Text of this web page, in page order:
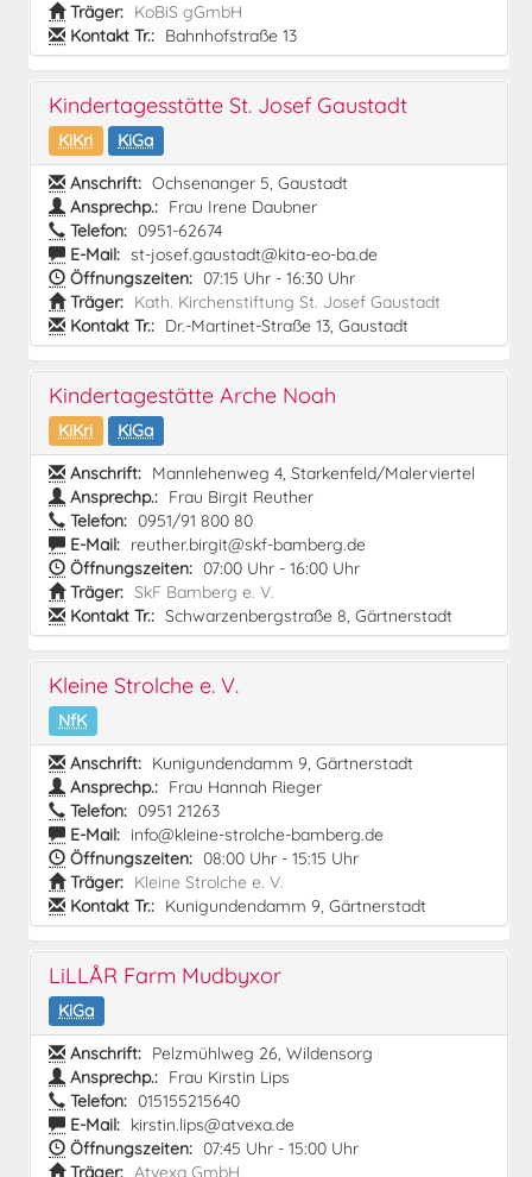
Träger: KoBiS gGmbH
Kontakt Tr.: Bahnhofstraße 13
Kindertagesstätte St. Josef Gaustadt
KiKri
KiGa
Anschrift: Ochsenanger 5, Gaustadt
Ansprechp.: Frau Irene Daubner
Telefon: 0951-62674
E-Mail: st-josef.gaustadt@kita-eo-ba.de
Öffnungszeiten: 07:15 Uhr - 16:30 Uhr
Träger: Kath. Kirchenstiftung St. Josef Gaustadt
Kontakt Tr.: Dr.-Martinet-Straße 13, Gaustadt
Kindertagestätte Arche Noah
KiKri
KiGa
Anschrift: Mannlehenweg 4, Starkenfeld/Malerviertel
Ansprechp.: Frau Birgit Reuther
Telefon: 0951/91 800 80
E-Mail: reuther.birgit@skf-bamberg.de
Öffnungszeiten: 07:00 Uhr - 16:00 Uhr
Träger: SkF Bamberg e. V.
Kontakt Tr.: Schwarzenbergstraße 8, Gärtnerstadt
Kleine Strolche e. V.
NfK
Anschrift: Kunigundendamm 9, Gärtnerstadt
Ansprechp.: Frau Hannah Rieger
Telefon: 0951 21263
E-Mail: info@kleine-strolche-bamberg.de
Öffnungszeiten: 08:00 Uhr - 15:15 Uhr
Träger: Kleine Strolche e. V.
Kontakt Tr.: Kunigundendamm 9, Gärtnerstadt
LiLLÅR Farm Mudbyxor
KiGa
Anschrift: Pelzmühlweg 26, Wildensorg
Ansprechp.: Frau Kirstin Lips
Telefon: 015155215640
E-Mail: kirstin.lips@atvexa.de
Öffnungszeiten: 07:45 Uhr - 15:00 Uhr
Träger: Atvexa GmbH